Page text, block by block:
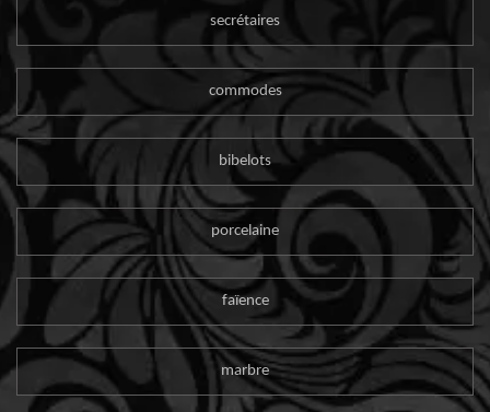
secrétaires
commodes
bibelots
porcelaine
faïence
marbre